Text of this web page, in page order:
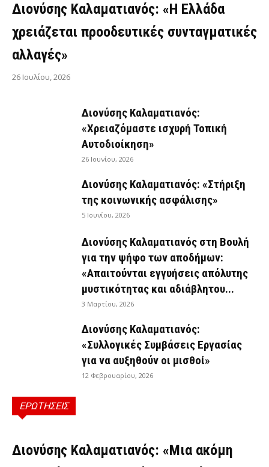
Διονύσης Καλαματιανός: «Η Ελλάδα
χρειάζεται προοδευτικές συνταγματικές
αλλαγές»
26 Ιουλίου, 2026
Διονύσης Καλαματιανός:
«Χρειαζόμαστε ισχυρή Τοπική
Αυτοδιοίκηση»
26 Ιουνίου, 2026
Διονύσης Καλαματιανός: «Στήριξη
της κοινωνικής ασφάλισης»
5 Ιουνίου, 2026
Διονύσης Καλαματιανός στη Βουλή
για την ψήφο των αποδήμων:
«Απαιτούνται εγγυήσεις απόλυτης
μυστικότητας και αδιάβλητου...
3 Μαρτίου, 2026
Διονύσης Καλαματιανός:
«Συλλογικές Συμβάσεις Εργασίας
για να αυξηθούν οι μισθοί»
12 Φεβρουαρίου, 2026
ΕΡΩΤΗΣΕΙΣ
ΕΡΩΤΉΣΕΙΣ
Διονύσης Καλαματιανός: «Μια ακόμη